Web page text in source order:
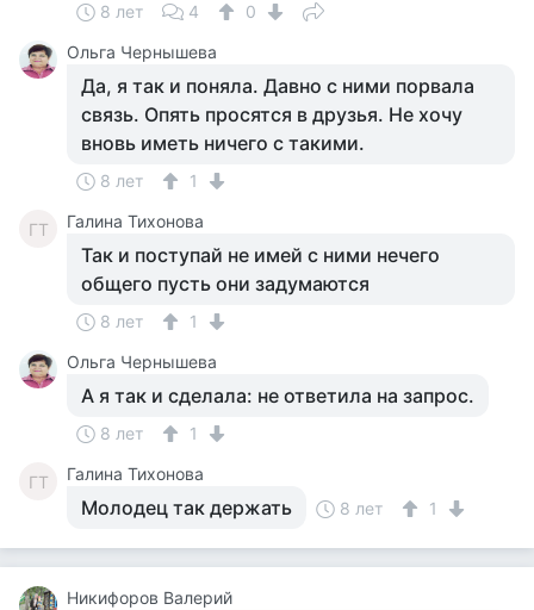
8 лет 4
0
Ольга Чернышева
Да, я так и поняла. Давно с ними порвала
связь. Опять просятся в друзья. Не хочу
вновь иметь ничего с такими.
8 лет 1
ГТ Галина Тихонова
Так и поступай не имей с ними нечего
общего пусть они задумаются
8 лет
1
Ольга Чернышева
А я так и сделала: не ответила на запрос.
8 лет 1
ГТ Галина Тихонова
Молодец так держать 8 лет 1
Никифоров Валерий